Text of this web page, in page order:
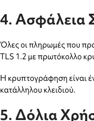
4. Ασφάλεια
Όλες οι πληρωμές που
TLS 1.2 με πρωτόκολλο
Η κρυπτογράφηση είναι
κατάλληλου κλειδιού.
5. Δόλια